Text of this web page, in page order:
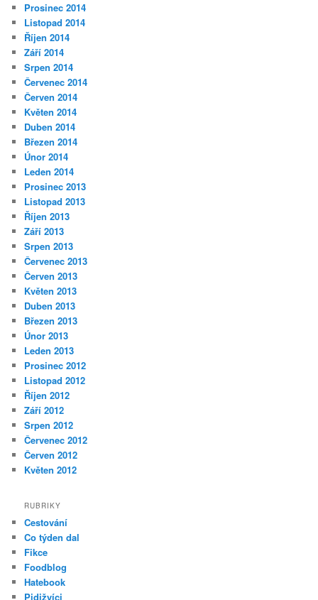
Prosinec 2014
Listopad 2014
Říjen 2014
Září 2014
Srpen 2014
Červenec 2014
Červen 2014
Květen 2014
Duben 2014
Březen 2014
Únor 2014
Leden 2014
Prosinec 2013
Listopad 2013
Říjen 2013
Září 2013
Srpen 2013
Červenec 2013
Červen 2013
Květen 2013
Duben 2013
Březen 2013
Únor 2013
Leden 2013
Prosinec 2012
Listopad 2012
Říjen 2012
Září 2012
Srpen 2012
Červenec 2012
Červen 2012
Květen 2012
RUBRIKY
Cestování
Co týden dal
Fikce
Foodblog
Hatebook
Pidižvíci